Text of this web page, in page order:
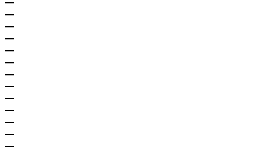
—
—
—
—
—
—
—
—
—
—
—
—